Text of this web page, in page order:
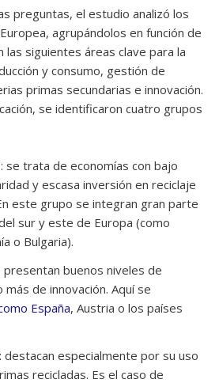
preguntas, el estudio analizó los
agrupándolos en función de
siguientes áreas clave para la
y consumo, gestión de
primas secundarias e innovación.
se identificaron cuatro grupos
: se trata de economías con bajo
y escasa inversión en reciclaje
este grupo se integran gran parte
sur y este de Europa (como
o Bulgaria).
presentan buenos niveles de
más de innovación. Aquí se
España, Austria o los países
: destacan especialmente por su uso
recicladas. Es el caso de